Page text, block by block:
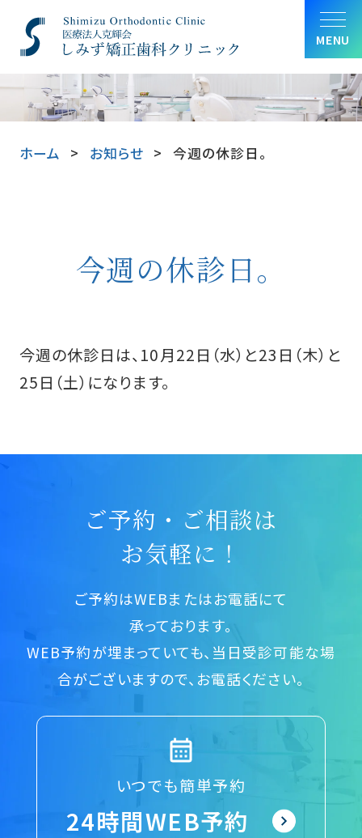
MENU
ホーム お知らせ 今週の休診日。
今週の休診日。
今週の休診日は、10月22日（水）と23日（木）と
25日（土）になります。
ご予約・ご相談は
お気軽に！
ご予約はWEBまたはお電話にて
承っております。
WEB予約が埋まっていても、当日受診可能な場
合がございますので、お電話ください。
いつでも簡単予約
24時間WEB予約